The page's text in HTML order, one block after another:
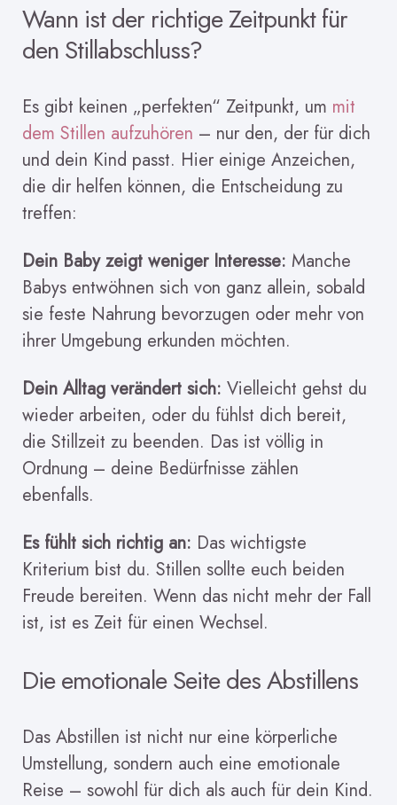
Wann ist der richtige Zeitpunkt für
den Stillabschluss?
Es gibt keinen „perfekten“ Zeitpunkt, um mit
dem Stillen aufzuhören – nur den, der für dich
und dein Kind passt. Hier einige Anzeichen,
die dir helfen können, die Entscheidung zu
treffen:
Dein Baby zeigt weniger Interesse: Manche
Babys entwöhnen sich von ganz allein, sobald
sie feste Nahrung bevorzugen oder mehr von
ihrer Umgebung erkunden möchten.
Dein Alltag verändert sich: Vielleicht gehst du
wieder arbeiten, oder du fühlst dich bereit,
die Stillzeit zu beenden. Das ist völlig in
Ordnung – deine Bedürfnisse zählen
ebenfalls.
Es fühlt sich richtig an: Das wichtigste
Kriterium bist du. Stillen sollte euch beiden
Freude bereiten. Wenn das nicht mehr der Fall
ist, ist es Zeit für einen Wechsel.
Die emotionale Seite des Abstillens
Das Abstillen ist nicht nur eine körperliche
Umstellung, sondern auch eine emotionale
Reise – sowohl für dich als auch für dein Kind.